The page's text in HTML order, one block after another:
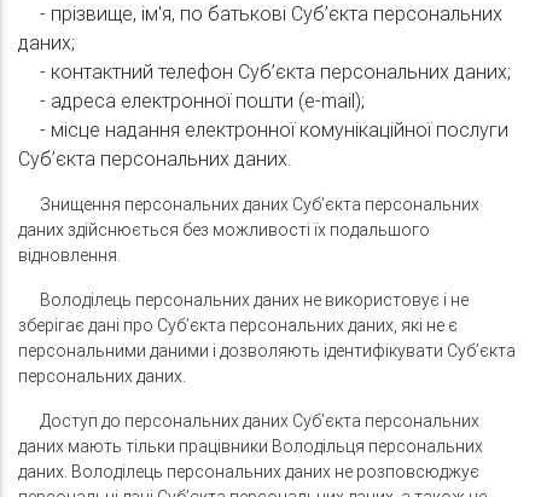
- прізвище, ім'я, по батькові Суб’єкта персональних
даних;
- контактний телефон Суб’єкта персональних даних;
- адреса електронної пошти (e-mail);
- місце надання електронної комунікаційної послуги
Суб’єкта персональних даних.
Знищення персональних даних Суб’єкта персональних
даних здійснюється без можливості їх подальшого
відновлення.
Володілець персональних даних не використовує і не
зберігає дані про Суб’єкта персональних даних, які не є
персональними даними і дозволяють ідентифікувати Суб’єкта
персональних даних.
Доступ до персональних даних Суб’єкта персональних
даних мають тільки працівники Володільця персональних
даних. Володілець персональних даних не розповсюджує